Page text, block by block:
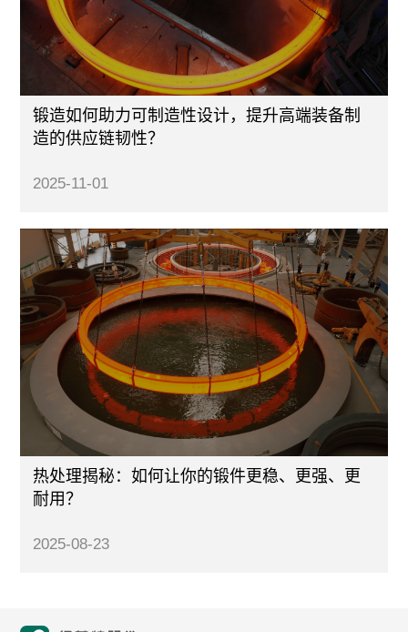
锻造如何助力可制造性设计，提升高端装备制
造的供应链韧性？
2025-11-01
热处理揭秘：如何让你的锻件更稳、更强、更
耐用？
2025-08-23